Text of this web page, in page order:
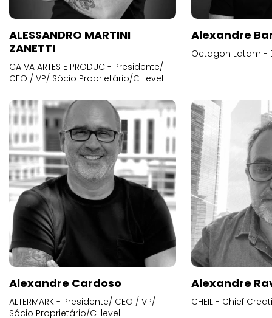
ALESSANDRO MARTINI
ZANETTI
CA VA ARTES E PRODUC - Presidente/
CEO / VP/ Sócio Proprietário/C-level
Alexandre
Octagon Latam -
Alexandre Cardoso
ALTERMARK - Presidente/ CEO / VP/
Sócio Proprietário/C-level
Alexandre
CHEIL - Chief